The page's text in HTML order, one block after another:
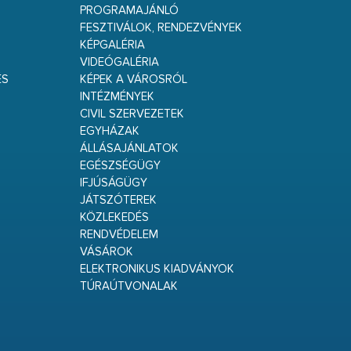
PROGRAMAJÁNLÓ
FESZTIVÁLOK, RENDEZVÉNYEK
KÉPGALÉRIA
VIDEÓGALÉRIA
KÉPEK A VÁROSRÓL
INTÉZMÉNYEK
CIVIL SZERVEZETEK
EGYHÁZAK
ÁLLÁSAJÁNLATOK
EGÉSZSÉGÜGY
IFJÚSÁGÜGY
JÁTSZÓTEREK
KÖZLEKEDÉS
RENDVÉDELEM
VÁSÁROK
ELEKTRONIKUS KIADVÁNYOK
TÚRAÚTVONALAK